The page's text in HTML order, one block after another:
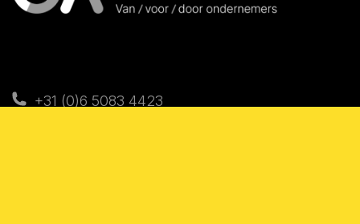
+31 (0)6 5083 4423